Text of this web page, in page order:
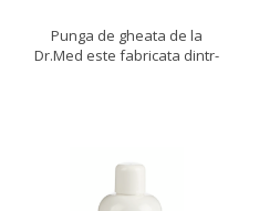
Punga de gheata de la
Dr.Med este fabricata dintr-